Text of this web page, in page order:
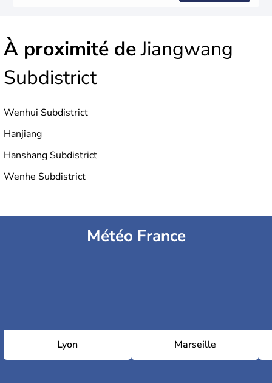
À proximité deJiangwang
Subdistrict
Wenhui Subdistrict
Hanjiang
Hanshang Subdistrict
Wenhe Subdistrict
Météo France
Lyon Marseille